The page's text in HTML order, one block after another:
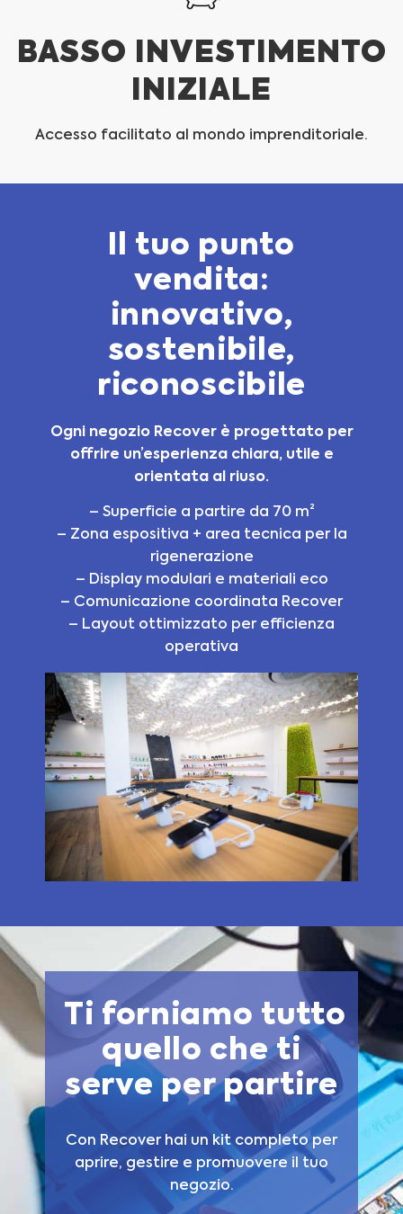
BASSO INVESTIMENTO
INIZIALE
Accesso facilitato al mondo imprenditoriale.
Il tuo punto
vendita:
innovativo,
sostenibile,
riconoscibile
Ogni negozio Recover è progettato per
offrire un’esperienza chiara, utile e
orientata al riuso.
– Superficie a partire da 70 m²
– Zona espositiva + area tecnica per la
rigenerazione
– Display modulari e materiali eco
– Comunicazione coordinata Recover
– Layout ottimizzato per efficienza
operativa
Ti forniamo tutto
quello che ti
serve per partire
Con Recover hai un kit completo per
aprire, gestire e promuovere il tuo
negozio.